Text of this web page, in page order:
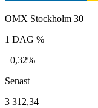
OMX Stockholm 30
1 DAG %
−0,32%
Senast
3 312,34